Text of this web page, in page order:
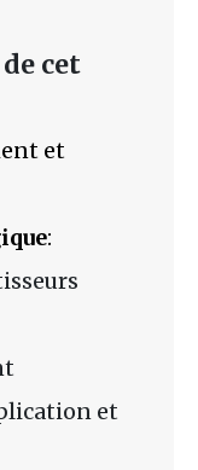
cet
et
:
et